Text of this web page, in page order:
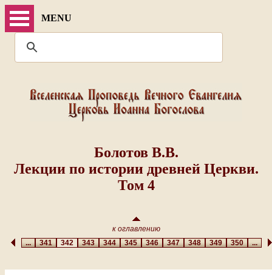
MENU
Болотов В.В.
Лекции по истории древней Церкви.
Том 4
к оглавлению
...341 342 343344345346347348349350...